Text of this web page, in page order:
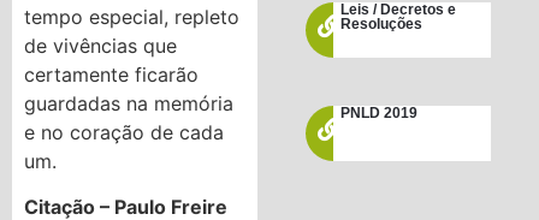
tempo especial, repleto
de vivências que
certamente ficarão
guardadas na memória
e no coração de cada
um.
Citação – Paulo Freire
Leis / Decretos e
Resoluções
PNLD 2019